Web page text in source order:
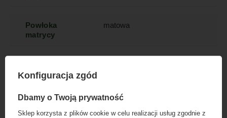
Powłoka
matrycy
matowa
Seria procesora Intel Core i5
Dołącz do newslettera Green
Computers
Konfiguracja zgód
Dbamy o Twoją prywatność
Sklep korzysta z plików cookie w celu realizacji usług zgodnie z